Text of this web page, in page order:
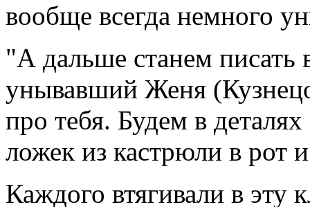
вообще всегда немного
"А дальше станем писать
унывавший Женя
про тебя. Будем в
ложек из кастрюли в рот
Каждого втягивали в эту